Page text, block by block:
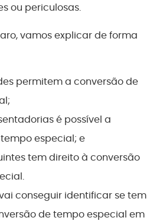
ou periculosas.
vamos explicar de forma
permitem a conversão de
é possível a
especial; e
tem direito à conversão
conseguir identificar se tem
de tempo especial em